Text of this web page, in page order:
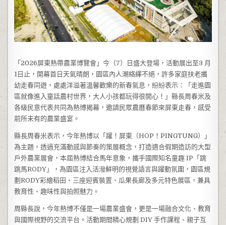
「2026屏東熱帶農業博覽會」今（7）日盛大登場，活動展出至3 月
1日止，開幕首日天氣晴朗，園區內人潮絡繹不絕，許多家庭扶老攜
幼走春同遊，處處洋溢著溫馨歡樂的新春氣息，紛紛表示：「走進園
區就像進入童話農村世界，大人小孩都玩得很開心！」縣長周春米及
各級民意代表共同為熱博揭幕，邀請民眾農曆春節來屏東走春，感受
前所未有的農業盛宴。
縣長周春米表示，今年熱博以「躍！屏東（HOP！PINGTUNG）」
為主題，透過充滿動感與節奏的策展概念，打造適合假期造訪的大型
戶外農業展會，本屆熱博結合馬年意象，攜手國際知名童趣 IP「跳
跳馬RODY」，為園區注入活潑鮮明的視覺語言與躍動氛圍，園區規
劃RODY彩繪稻田、三座迎賓裝置、瓜果長廊及多元特色展區，兼具
教育性、趣味性與拍照魅力。
周縣長說，今年熱博不僅是一場農業盛會，更是一場融合文化、教育
與國際視野的交流平台。活動期間精心規劃 DIY 手作課程、親子互